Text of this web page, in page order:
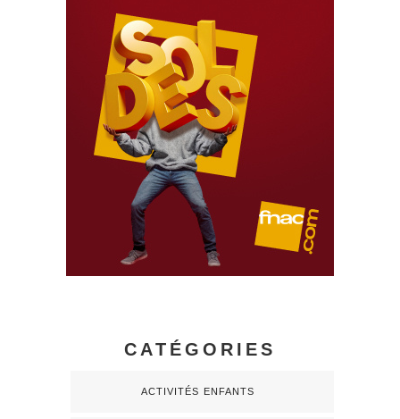
CATÉGORIES
ACTIVITÉS ENFANTS